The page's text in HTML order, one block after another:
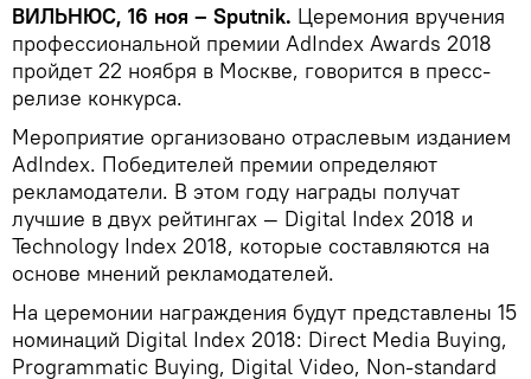
ВИЛЬНЮС, 16 ноя – Sputnik. Церемония вручения
профессиональной премии AdIndex Awards 2018
пройдет 22 ноября в Москве, говорится в пресс-
релизе конкурса.
Мероприятие организовано отраслевым изданием
AdIndex. Победителей премии определяют
рекламодатели. В этом году награды получат
лучшие в двух рейтингах — Digital Index 2018 и
Technology Index 2018, которые составляются на
основе мнений рекламодателей.
На церемонии награждения будут представлены 15
номинаций Digital Index 2018: Direct Media Buying,
Programmatic Buying, Digital Video, Non-standard